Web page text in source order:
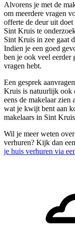
Alvorens je met de
om meerdere vragen
offerte de deur uit
Sint Kruis te
Sint Kruis in zee gaat
Indien je een goed
ben je ook veel eerder
vragen hebt.
Een gesprek
Kruis is natuurlijk ook
eens de makelaar zien
wat je kwijt bent aan
makelaars in Sint
Wil je meer weten
verhuren? Kijk dan
je huis verhuren via